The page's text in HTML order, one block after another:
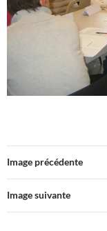
Image précédente
Image suivante